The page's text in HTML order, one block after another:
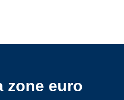
zone euro